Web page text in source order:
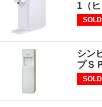
1（ヒ
シン
プＳ